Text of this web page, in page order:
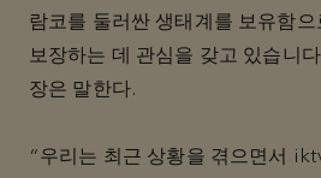
람코를 둘러싼 생태계를 보유함
보장하는 데 관심을 갖고 있습니
장은 말한다.
“우리는 최근 상황을 겪으면서